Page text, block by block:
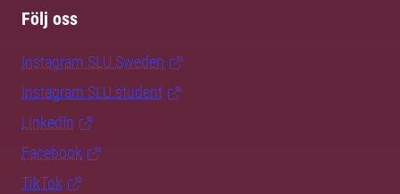
Följ oss
Instagram SLU.Sweden
Instagram SLU.student
LinkedIn
Facebook
TikTok